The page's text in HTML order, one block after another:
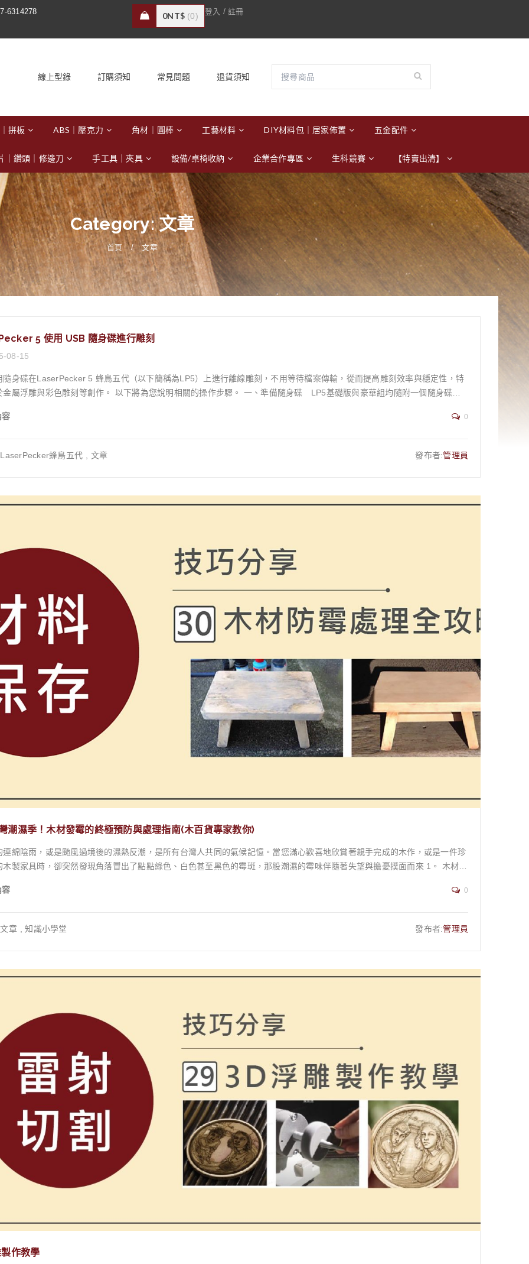
6314278
0NT$ 0 登入 / 註冊
線上型錄 訂購須知 常見問題 退貨須知
拼板 ABS｜壓克力 角材｜圓棒 工藝材料 DIY材料包｜居家佈置 五金配件
｜鑽頭｜修邊刀 手工具｜夾具 設備/桌椅收納 企業合作專區 生科競賽 【特賣出清】
Category: 文章
首頁 / 文章
5 使用 USB 隨身碟進行雕刻
08-15
隨身碟在LaserPecker 5 蜂鳥五代（以下簡稱為LP5）上進行離線雕刻，不用等待檔案傳輸，從而提高雕刻效率與穩定性，特
創作。 以下將為您說明相關的操作步驟。 一、準備隨身碟 LP5基礎版與豪華組均隨附一個隨身碟，
廠隨附32G，LP5最大支援2T 隨身碟格式：FAT32 傳輸速度：130Mb/s 檔案格式：xxx.lpb 單一檔案大小：需小於4GB
），請繼續執行步驟 2。 2、格式化隨身碟 右鍵點選隨身碟，叫出下拉選單並選擇格式化。 選擇 FAT32
連接到 LDS 軟體並匯入想要浮雕的檔案（浮雕檔案製作請參考3D浮
）、解析度、次數、層高、層數等 3、在藍色框內調整雕刻
確保雕刻內容準確 4、確認雕刻資訊後，儲存並匯出.lpb專案文件，編輯檔案名稱（檔案名稱不能超過30個
訊遺失，建議將檔案保存到電腦硬碟後，再複製進隨身碟內，並且也保存一份.lp2的檔案，以
D50-H0.05＝雕刻內容-解析度-光源-功率-深
組織和提高效率。 三、開始加工 1、正確插入USB隨身碟 請將隨身碟安裝有隨身碟ICON的插槽內。
碟檔案 請參考以下說明：我的＞USB中的檔案，此路徑需使用LP5，並且有插入隨身碟才會出現。
b.預覽。 c.調整雙紅點對焦的焦距。 d.確認雕刻位置。 e.開始雕
新編輯或建立。 3、如何在 LDS PC 軟體中讀取隨身碟 一旦偵測到USB隨身碟，在左側「工具列」上出
步驟： a.選擇您要雕刻的文件。 b.預覽。 c.調整雙紅點對焦的焦距。 d.確認雕
雷射雕刻和停止
新編輯或建立。 現在，你已經了解如何使用隨身碟加工，這個技巧在浮
雕與彩色雕刻上很有幫助，日常加工也能有效避免誤觸導致設定跑掉這種狀況。 馬上就試試看這個加工方式吧！
容 0
LaserPecker蜂鳥五代 文章 發布者:管理員
潮濕季！木材發霉的終極預防與處理指南(木百貨專家教你)
連綿陰雨，或是颱風過境後的濕熱反潮，是所有台灣人共同的氣候記憶。當您滿心歡喜地欣賞著親手完成的木作，或是一件珍
製家具時，卻突然發現角落冒出了點點綠色、白色甚至黑色的霉斑，那股潮濕的霉味伴隨著失望與擔憂撲面而來 1。 木材發
重的是，飄散在空氣中的黴菌孢子，可能引發過敏、呼吸不順、咳嗽，甚至支氣管炎等健康問題，對家中有長者、孩童或過
。身為您在木作路上的專業夥伴，木百貨 5 將透過這篇詳盡的指南，帶您從科學原理深入了解發霉成因，提供一套完整的預防
黴菌生長的關鍵板機。木材本身是多孔隙的天然材料，具有很強的吸濕性，會不斷
環境的水氣 7。當空氣相對濕度持續超過 60% 以上時，沉睡的黴菌孢子便會被喚醒，並開始迅速繁殖。在濕度高達 70% 甚至
梅雨季，木材內部就如同一個充滿水分的海綿，為黴菌提供了絕佳的生長環境 9。 2. 溫度 (Temperature): 黴菌最活躍的生
間約在攝氏 20°C 至 35°C 之間 2。這個範圍恰好與台灣多數季節的室內溫度，以及人類感覺最舒適的溫度高度重疊。這也解
住空間，反而成為黴菌滋生的理想溫床。 3. 營養源 (Nutrient Source): 對黴菌而言，木材本身就是一場豐盛的饗
的主要成分——纖維素與木質素，是黴菌賴以為生的有機營養物 8。只要有木材存在，黴菌的食物來源就永遠不虞匱乏。 4.
(Poor Ventilation): 這是催化黴菌大爆發的最後一個，也是最關鍵的因素。停滯的空氣會讓濕氣在特定區域積聚，無法有效蒸
像是緊貼牆壁的櫃子背面、櫥櫃深處、床底下或房間的角落，這些空氣不流通的死角，會形成一個濕度與溫度都極高的「微氣
點 9。 總結來說，在台灣的潮濕季節，大環境已經為我們準備好了「濕度」與「溫度」這兩個條件。因
唯一能主動控制的，就是透過「維持室內乾燥通風」來打破環境條件，以及透過「物理塗層保護」來斷絕黴菌的營養來源。這
「低甲醛」的健康迷思：為什麼環保板材更容易發霉？ 近年來，隨著健康意識抬頭，越來越多消費者
材時，會優先選擇符合國家標準 (CNS) 的 F1、F2、F3 等級低甲醛板材，或是像 OSB 板這類甲醛釋放量極低的環保建材
疑是為居家空氣品質做出的正確選擇。然而，許多使用者卻產生一個共同的困惑：為什麼這些對人體更健康的板材，似乎在防
，反而更脆弱了？ 這個看似矛盾的現象，源於甲醛在板材中所扮演的雙重角色。甲醛，主要存在於黏合木
的化學膠合劑中，是一種對人體有害的揮發性有機化合物 (VOC) 13。但同時，它也是一種非常有效的「生物抑制劑」，能夠
為了人體健康，大幅減少了甲醛等化學物質的使用量。這層內建的化學防護罩也隨之變得薄弱甚至消失。一句業界流傳的話
意味著，保護板材的責任，已經從材料本身的化學成分，轉移到了使用者的日常維護與後續加工上。當您選擇了對家人更健康
容 0
文章 ,知識小學堂 發布者:管理員
作教學